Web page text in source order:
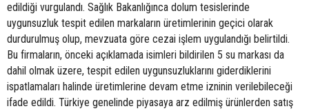
edildiği vurgulandı. Sağlık Bakanlığınca dolum tesislerinde
uygunsuzluk tespit edilen markaların üretimlerinin geçici olarak
durdurulmuş olup, mevzuata göre cezai işlem uygulandığı belirtildi.
Bu firmaların, önceki açıklamada isimleri bildirilen 5 su markası da
dahil olmak üzere, tespit edilen uygunsuzluklarını giderdiklerini
ispatlamaları halinde üretimlerine devam etme izninin verilebileceği
ifade edildi. Türkiye genelinde piyasaya arz edilmiş ürünlerden satış